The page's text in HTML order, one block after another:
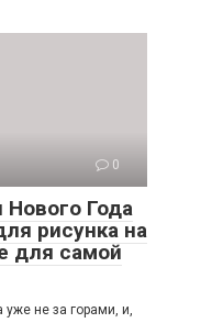
0
Нового Года
рисунка на
для самой
не за горами, и,